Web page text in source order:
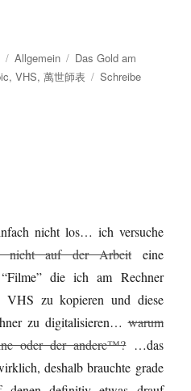
Kategorien
Allgemein Schlagwörter
Das Gold am
,VHS,萬世師表
Schreibe
nicht los… ich versuche
nicht auf der Arbeit eine
die ich am Rechner
VHS zu kopieren und diese
zu digitalisieren…warum
oder der andere™?…das
deshalb brauchte grade